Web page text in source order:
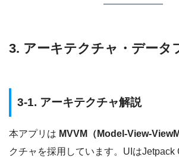
3. アーキテクチャ・データ
3-1. アーキテクチャ解説
本アプリは MVVM（Model-View-
クチャを採用しています。UIはJetpack